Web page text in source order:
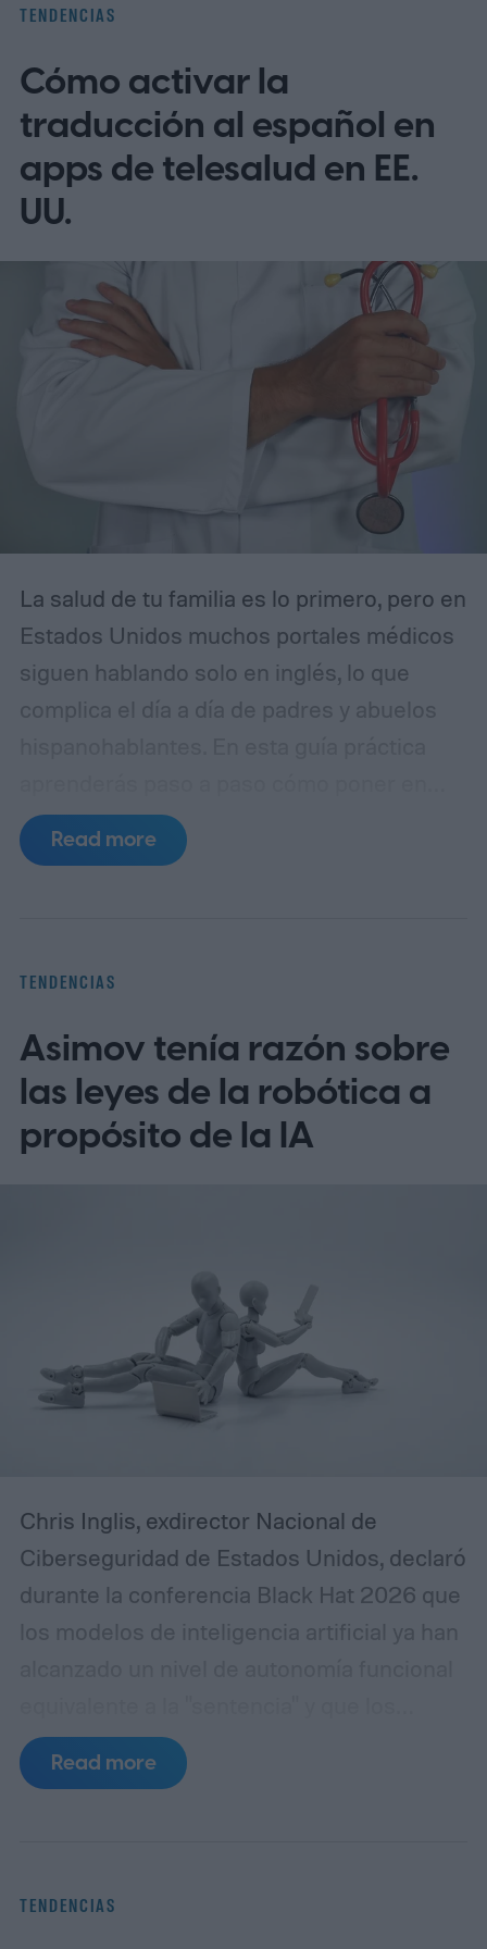
TENDENCIAS
Cómo activar la
traducción al español en
apps de telesalud en EE.
UU.
La salud de tu familia es lo primero, pero en
Estados Unidos muchos portales médicos
siguen hablando solo en inglés, lo que
complica el día a día de padres y abuelos
español MyChart (el portal de pacientes
basado en Epic), así como apps populares
Read more
TENDENCIAS
Asimov tenía razón sobre
las leyes de la robótica a
propósito de la IA
Chris Inglis, exdirector Nacional de
Ciberseguridad de Estados Unidos, declaró
durante la conferencia Black Hat 2026 que
los modelos de inteligencia artificial ya han
desarrolladores deben adoptar
urgentemente las tres leyes de la robótica
Read more
TENDENCIAS